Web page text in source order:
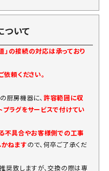
いて
道」の接続の対応は承っており
頼ください。
厨房機器に、 許容範囲に収
ラグをサービスで付けてい
不具合やお客様側での工事
ねますので、何卒ご了承くだ
奨致しますが、交換の際は専